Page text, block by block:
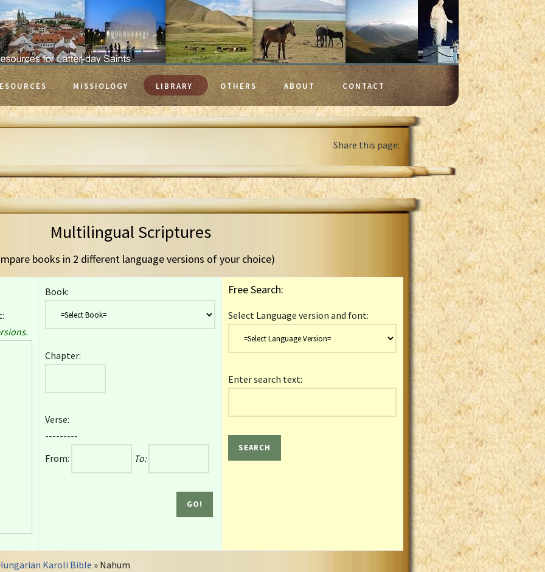
MISSIOLOGY LIBRARY OTHERS ABOUT CONTACT
Share this page:
Multilingual Scriptures
books in 2 different language versions of your choice)
Book:
Chapter:
Verse:
---------
From:
To:
Free Search:
Select Language version and font:
Enter search text:
Karoli Bible » Nahum